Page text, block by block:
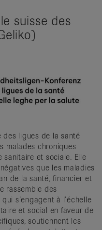
suisse des
des ligues de la santé
malades chroniques
et sociale. Elle
que les maladies
de la santé, financier et
rassemble des
s’engagent à l’échelle
et social en faveur de
soutiennent les